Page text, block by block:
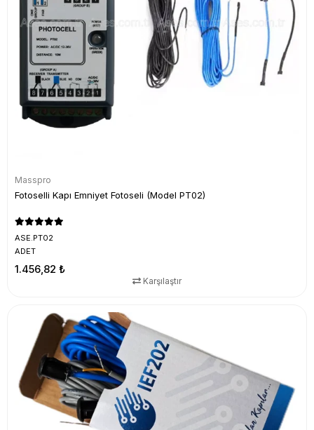
Masspro
Fotoselli Kapı Emniyet Fotoseli (Model PT02)
ASE.PT02
ADET
1.456,82 ₺
Karşılaştır